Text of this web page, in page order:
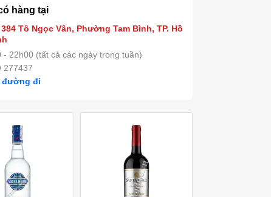
hàng tại
Tô Ngọc Vân, Phường Tam Bình, TP. Hồ
- 22h00 (tất cả các ngày trong tuần)
277437
đường đi